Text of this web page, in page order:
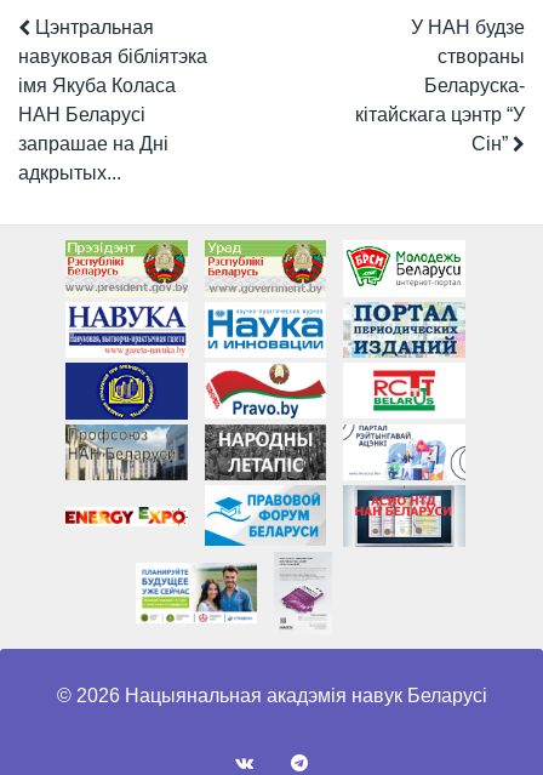
Цэнтральная
навуковая бібліятэка
імя Якуба Коласа
НАН Беларусі
запрашае на Дні
адкрытых...
У НАН будзе
створаны
Беларуска-
кітайскага цэнтр “У
Сін”
© 2026 Нацыянальная акадэмія навук Беларусі